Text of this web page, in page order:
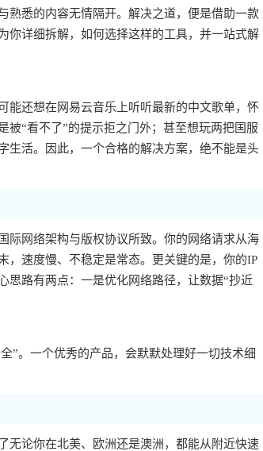
熟悉的内容无情隔开。解决之道，便是借助一款
你详细拆解，如何选择这样的工具，并一站式解
能还想在网易云音乐上听听最新的中文歌单，怀
“看不了”的提示拒之门外；甚至想玩两把国服
生活。因此，一个合格的解决方案，绝不能是头
际网络架构与版权协议所致。你的网络请求从海
，速度慢、不稳定是常态。更关键的是，你的IP
思路有两点：一是优化网络路径，让数据“抄近
”。一个优秀的产品，会默默处理好一切技术细
无论你在北美、欧洲还是澳洲，都能从附近快速